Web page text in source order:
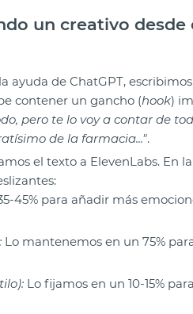
un creativo
ayuda de ChatGPT,
contener un gancho (hook)
pero te lo voy a contar de
de la farmacia...".
el texto a ElevenLabs. En
45% para añadir más
Lo mantenemos en un 75%
Lo fijamos en un 10-15%